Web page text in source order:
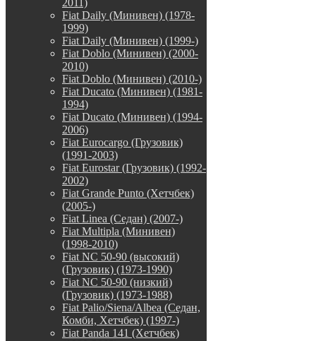
Fiat Daily (Минивен) (1978-
1999)
Fiat Daily (Минивен) (1999-)
Fiat Doblo (Минивен) (2000-
2010)
Fiat Doblo (Минивен) (2010-)
Fiat Ducato (Минивен) (1981-
1994)
Fiat Ducato (Минивен) (1994-
2006)
Fiat Eurocargo (Грузовик)
(1991-2003)
Fiat Eurostar (Грузовик) (1992-
2002)
Fiat Grande Punto (Хетчбек)
(2005-)
Fiat Linea (Седан) (2007-)
Fiat Multipla (Минивен)
(1998-2010)
Fiat NC 50-90 (высокий)
(Грузовик) (1973-1990)
Fiat NC 50-90 (низкий)
(Грузовик) (1973-1988)
Fiat Palio/Siena/Albea (Седан,
Комби, Хетчбек) (1997-)
Fiat Panda 141 (Хетчбек)